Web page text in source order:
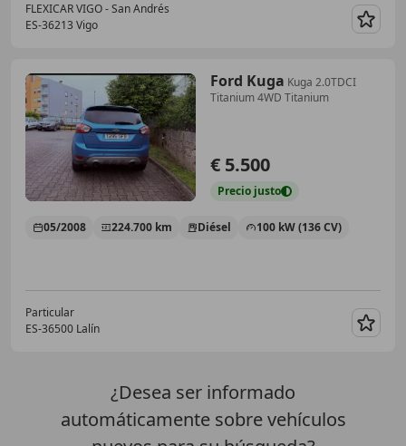
FLEXICAR VIGO - San Andrés
ES-36213 Vigo
Ford Kuga Kuga 2.0TDCI
Titanium 4WD Titanium
€ 5.500
Precio justo
05/2008 224.700 km Diésel 100 kW (136 CV)
Particular
ES-36500 Lalín
¿Desea ser informado
automáticamente sobre vehículos